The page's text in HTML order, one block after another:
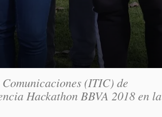
(ITIC) de
Hackathon BBVA 2018 en la